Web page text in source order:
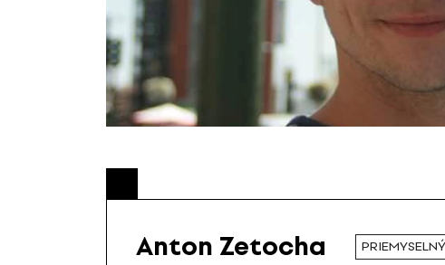
Anton Zetocha